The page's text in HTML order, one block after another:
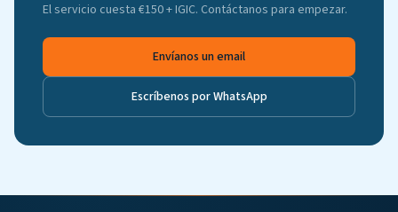
El servicio cuesta €150 + IGIC. Contáctanos para empezar.
Envíanos un email
Escríbenos por WhatsApp